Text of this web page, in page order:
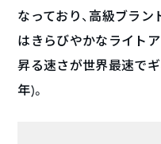
なっており、高級ブラ
はきらびやかなライト
昇る速さが世界最速で
年)。